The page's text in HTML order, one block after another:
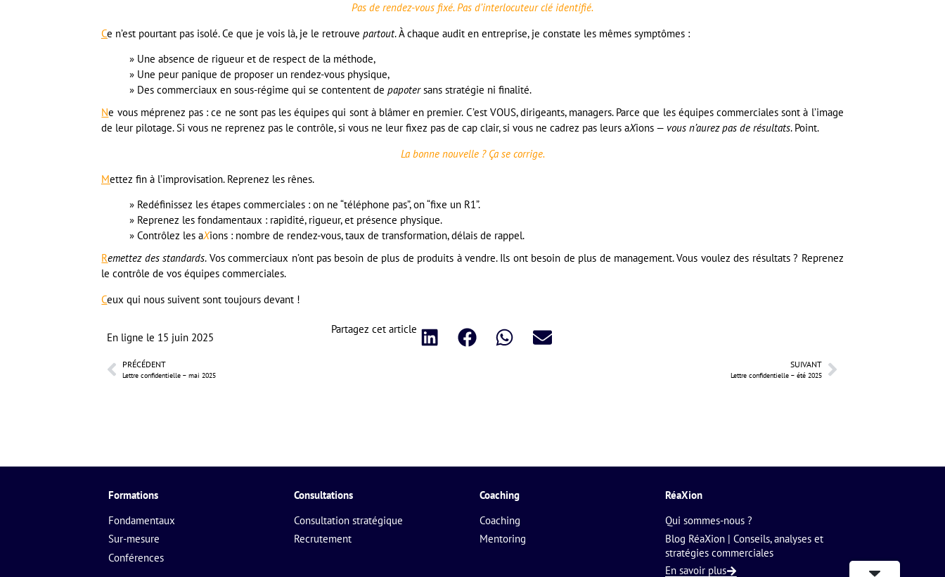
Pas de rendez-vous fixé. Pas d’interlocuteur clé identifié.
Ce n’est pourtant pas isolé. Ce que je vois là, je le retrouvepartout. À chaque audit en entreprise, je constate les mêmes symptômes :
Une absence de rigueur et de respect de la méthode,
Une peur panique de proposer un rendez-vous physique,
Des commerciaux en sous-régime qui se contentent depapotersans stratégie ni finalité.
Ne vous méprenez pas : ce ne sont pas les équipes qui sont à blâmer en premier. C’est VOUS, dirigeants, managers. Parce que les équipes commerciales sont à l’image
de leur pilotage. Si vous ne reprenez pas le contrôle, si vous ne leur fixez pas de cap clair, si vous ne cadrez pas leurs aXions — vous n’aurez pas de résultats. Point.
La bonne nouvelle ? Ça se corrige.
Mettez fin à l’improvisation. Reprenez les rênes.
Redéfinissez les étapes commerciales : on ne “téléphone pas”, on “fixe un R1”.
Reprenez les fondamentaux : rapidité, rigueur, et présence physique.
Contrôlez les aXions : nombre de rendez-vous, taux de transformation, délais de rappel.
Remettez des standards. Vos commerciaux n’ont pas besoin de plus de produits à vendre. Ils ont besoin de plus de management. Vous voulez des résultats ? Reprenez
le contrôle de vos équipes commerciales.
Ceux qui nous suivent sont toujours devant !
En ligne le 15 juin 2025
Partagez cet article
PRÉCÉDENT
Lettre confidentielle – mai 2025
SUIVANT
Lettre confidentielle – été 2025
Formations
Fondamentaux
Sur-mesure
Conférences
Consultations
Consultation stratégique
Recrutement
Coaching
Coaching
Mentoring
RéaXion
Qui sommes-nous ?
Blog RéaXion | Conseils, analyses et
stratégies commerciales
En savoir plus